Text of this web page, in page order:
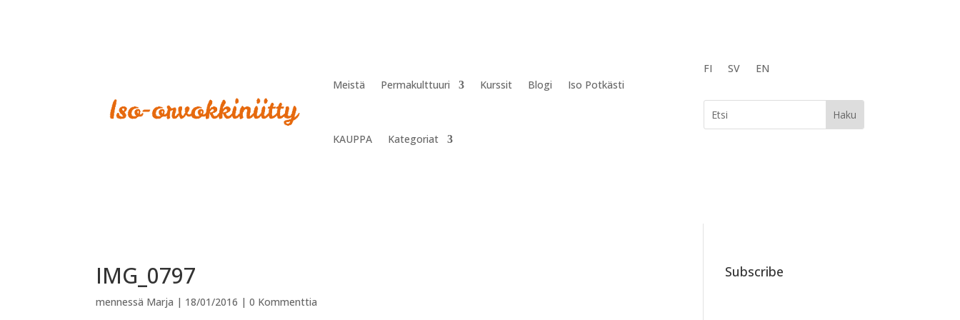
Meistä Permakulttuuri Kurssit Blogi Iso Potkästi
KAUPPA Kategoriat
FI SV EN
IMG_0797
mennessä Marja | 18/01/2016 |0 Kommenttia
Subscribe